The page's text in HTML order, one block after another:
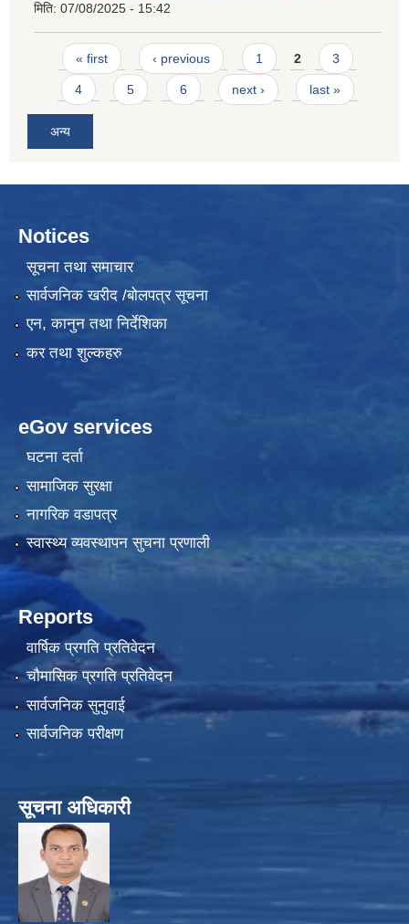
मिति: 07/08/2025 - 15:42
Pages
« first ‹ previous 1 2 3
4 5 6 next › last »
अन्य
Notices
सूचना तथा समाचार
सार्वजनिक खरीद /बोलपत्र सूचना
एन, कानुन तथा निर्देशिका
कर तथा शुल्कहरु
eGov services
घटना दर्ता
सामाजिक सुरक्षा
नागरिक वडापत्र
स्वास्थ्य व्यवस्थापन सुचना प्रणाली
Reports
वार्षिक प्रगति प्रतिवेदन
चौमासिक प्रगति प्रतिवेदन
सार्वजनिक सुनुवाई
सार्वजनिक परीक्षण
सूचना अधिकारी